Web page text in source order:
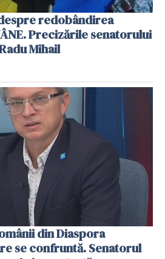
redobândirea
Precizările senatorului
Mihail
din Diaspora
se confruntă. Senatorul